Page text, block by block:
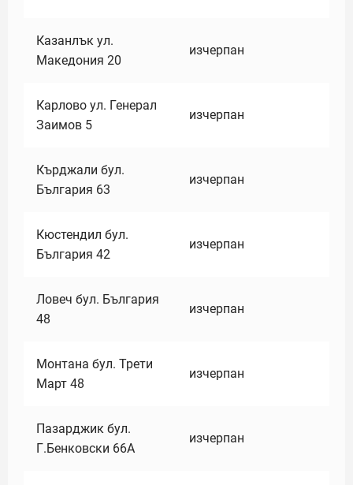
Казанлък ул.
Македония 20
изчерпан
Карлово ул. Генерал
Заимов 5
изчерпан
Кърджали бул.
България 63
изчерпан
Кюстендил бул.
България 42
изчерпан
Ловеч бул. България
48
изчерпан
Монтана бул. Трети
Март 48
изчерпан
Пазарджик бул.
Г.Бенковски 66А
изчерпан